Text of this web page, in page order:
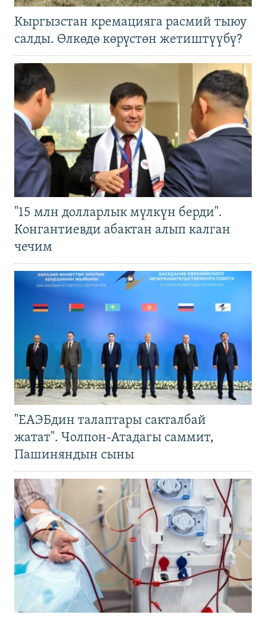
Кыргызстан кремацияга расмий тыюу
салды. Өлкөдө көрүстөн жетиштүүбү?
"15 млн долларлык мүлкүн берди".
Конгантиевди абактан алып калган
чечим
"ЕАЭБдин талаптары сакталбай
жатат". Чолпон-Атадагы саммит,
Пашиняндын сыны